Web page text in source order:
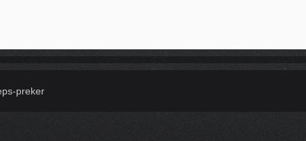
preker